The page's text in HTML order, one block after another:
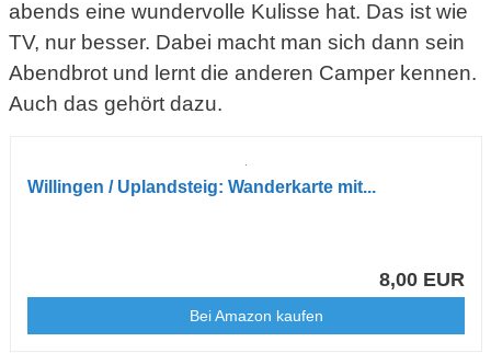
abends eine wundervolle Kulisse hat. Das ist wie
TV, nur besser. Dabei macht man sich dann sein
Abendbrot und lernt die anderen Camper kennen.
Auch das gehört dazu.
Willingen / Uplandsteig: Wanderkarte mit...
8,00 EUR
Bei Amazon kaufen